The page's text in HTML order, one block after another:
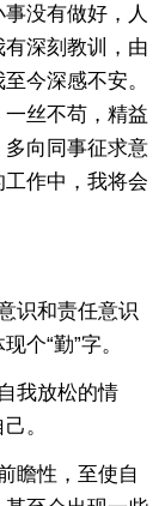
没有做好，人
深刻教训，由
今深感不安。
丝不苟，精益
向同事征求意
作中，我将会
识和责任意识
个“勤”字。
我放松的情
。
瞻性，至使自